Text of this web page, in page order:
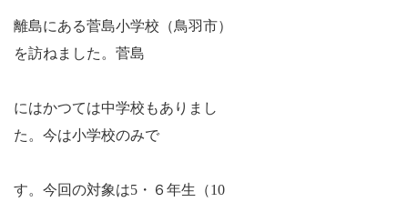
離島にある菅島小学校（鳥羽市）
を訪ねました。菅島
にはかつては中学校もありまし
た。今は小学校のみで
す。今回の対象は5 ・６年生（10